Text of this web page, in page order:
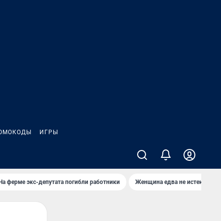
ИГРЫ
ферме экс-депутата погибли работники Женщина едва не истекла